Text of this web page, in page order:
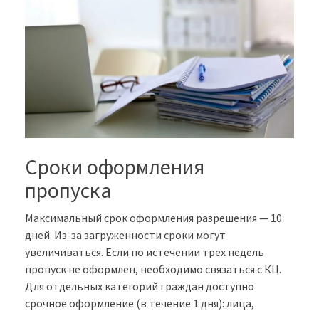
Сроки оформления
пропуска
Максимальный срок оформления разрешения — 10
дней. Из-за загруженности сроки могут
увеличиваться. Если по истечении трех недель
пропуск не оформлен, необходимо связаться с КЦ.
Для отдельных категорий граждан доступно
срочное оформление (в течение 1 дня): лица,